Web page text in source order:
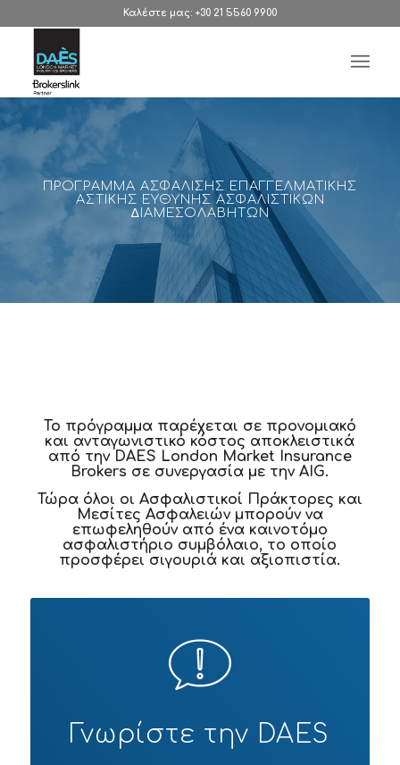
Καλέστε μας: +30 21 5560 9900
ΠΡΟΓΡΑΜΜΑ ΑΣΦΑΛΙΣΗΣ ΕΠΑΓΓΕΛΜΑΤΙΚΗΣ
ΑΣΤΙΚΗΣ ΕΥΘΥΝΗΣ ΑΣΦΑΛΙΣΤΙΚΩΝ
∆ΙΑΜΕΣΟΛΑΒΗΤΩΝ
Το πρόγραµµα παρέχεται σε προνοµιακό
και ανταγωνιστικό κόστος αποκλειστικά
από την DAES London Market Insurance
Brokers σε συνεργασία µε την AIG.
Τώρα όλοι οι Ασφαλιστικοί Πράκτορες και
Μεσίτες Ασφαλειών µπορούν να
επωφεληθούν από ένα καινοτόµο
ασφαλιστήριο συµβόλαιο, το οποίο
προσφέρει σιγουριά και αξιοπιστία.
Γνωρίστε την DAES